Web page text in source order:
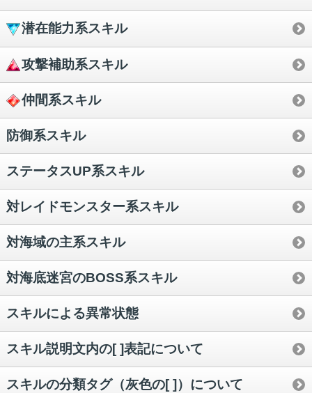
潜在能力系スキル
攻撃補助系スキル
仲間系スキル
防御系スキル
ステータスUP系スキル
対レイドモンスター系スキル
対海域の主系スキル
対海底迷宮のBOSS系スキル
スキルによる異常状態
スキル説明文内の[ ]表記について
スキルの分類タグ（灰色の[ ]）について